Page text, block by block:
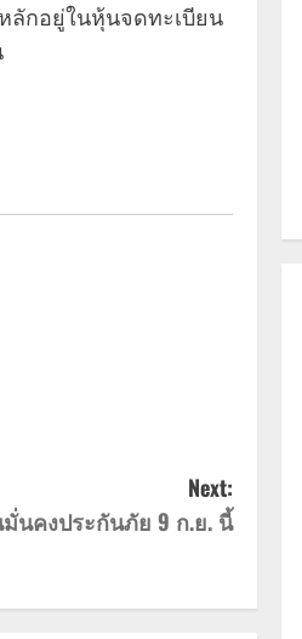
ลักอยู่ในหุ้นจดทะเบียน
Next:
นคงประกันภัย 9 ก.ย. นี้